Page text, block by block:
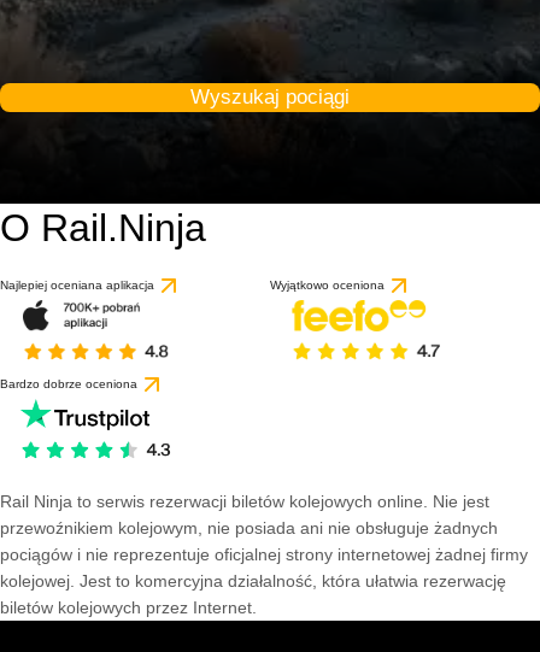
Wyszukaj pociągi
O Rail.Ninja
Najlepiej oceniana aplikacja Wyjątkowo oceniona
Bardzo dobrze oceniona
Rail Ninja to serwis rezerwacji biletów kolejowych online. Nie jest
przewoźnikiem kolejowym, nie posiada ani nie obsługuje żadnych
pociągów i nie reprezentuje oficjalnej strony internetowej żadnej firmy
kolejowej. Jest to komercyjna działalność, która ułatwia rezerwację
biletów kolejowych przez Internet.